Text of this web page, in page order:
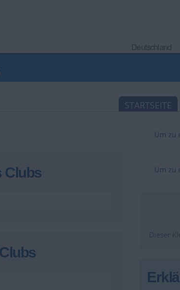
Deutschland
STARTSEITE
Clubs
Um zu
Um zu
Dieser